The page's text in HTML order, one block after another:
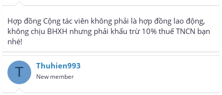
Hợp đồng Cộng tác viên không phải là hợp đồng lao động,
không chịu BHXH nhưng phải khấu trừ 10% thuế TNCN bạn
nhé!
T Thuhien993
New member